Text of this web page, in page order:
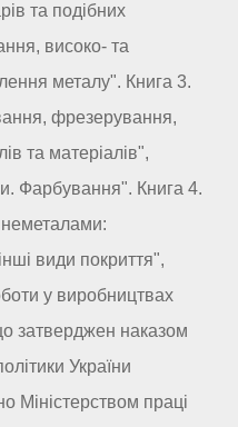
та подібних
високо- та
металу". Книга 3.
фрезерування,
та матеріалів",
Фарбування". Книга 4.
неметалами:
види покриття",
у виробництвах
затверджен наказом
України
Міністерством праці